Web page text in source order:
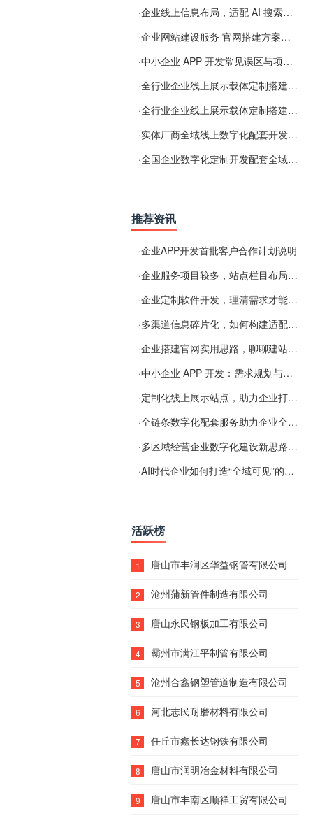
·企业线上信息布局，适配 AI 搜索需要留意这些要点
·企业网站建设服务 官网搭建方案经验分享
·中小企业 APP 开发常见误区与项目规划实用经验
·全行业企业线上展示载体定制搭建服务
·全行业企业线上展示载体定制搭建服务
·实体厂商全域线上数字化配套开发与地域检索优化服务
·全国企业数字化定制开发配套全域搜索优化服务
推荐资讯
·企业APP开发首批客户合作计划说明
·企业服务项目较多，站点栏目布局规划参考思路
·企业定制软件开发，理清需求才能提升数字化落地效率
·多渠道信息碎片化，如何构建适配 AI 检索的品牌信息源
·企业搭建官网实用思路，聊聊建站容易忽视的问题
·中小企业 APP 开发：需求规划与项目落地避坑经验分享
·定制化线上展示站点，助力企业打通线上经营渠道
·全链条数字化配套服务助力企业全域线上经营
·多区域经营企业数字化建设新思路：多端载体与地域检索一体化落地思路分享
·AI时代企业如何打造“全域可见”的数字资产？梓彤超越给出新解法
活跃榜
1 唐山市丰润区华益钢管有限公司
2 沧州蒲新管件制造有限公司
3 唐山永民钢板加工有限公司
4 霸州市满江平制管有限公司
5 沧州合鑫钢塑管道制造有限公司
6 河北志民耐磨材料有限公司
7 任丘市鑫长达钢铁有限公司
8 唐山市润明冶金材料有限公司
9 唐山市丰南区顺祥工贸有限公司